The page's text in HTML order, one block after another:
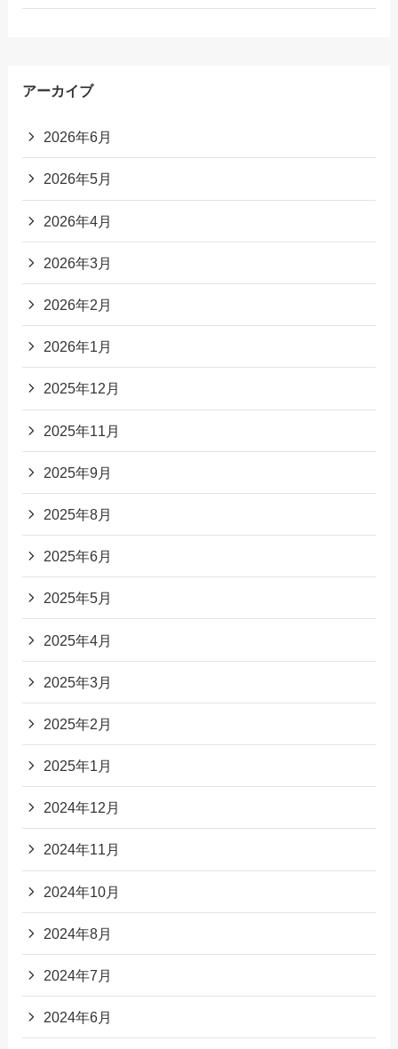
アーカイブ
2026年6月
2026年5月
2026年4月
2026年3月
2026年2月
2026年1月
2025年12月
2025年11月
2025年9月
2025年8月
2025年6月
2025年5月
2025年4月
2025年3月
2025年2月
2025年1月
2024年12月
2024年11月
2024年10月
2024年8月
2024年7月
2024年6月